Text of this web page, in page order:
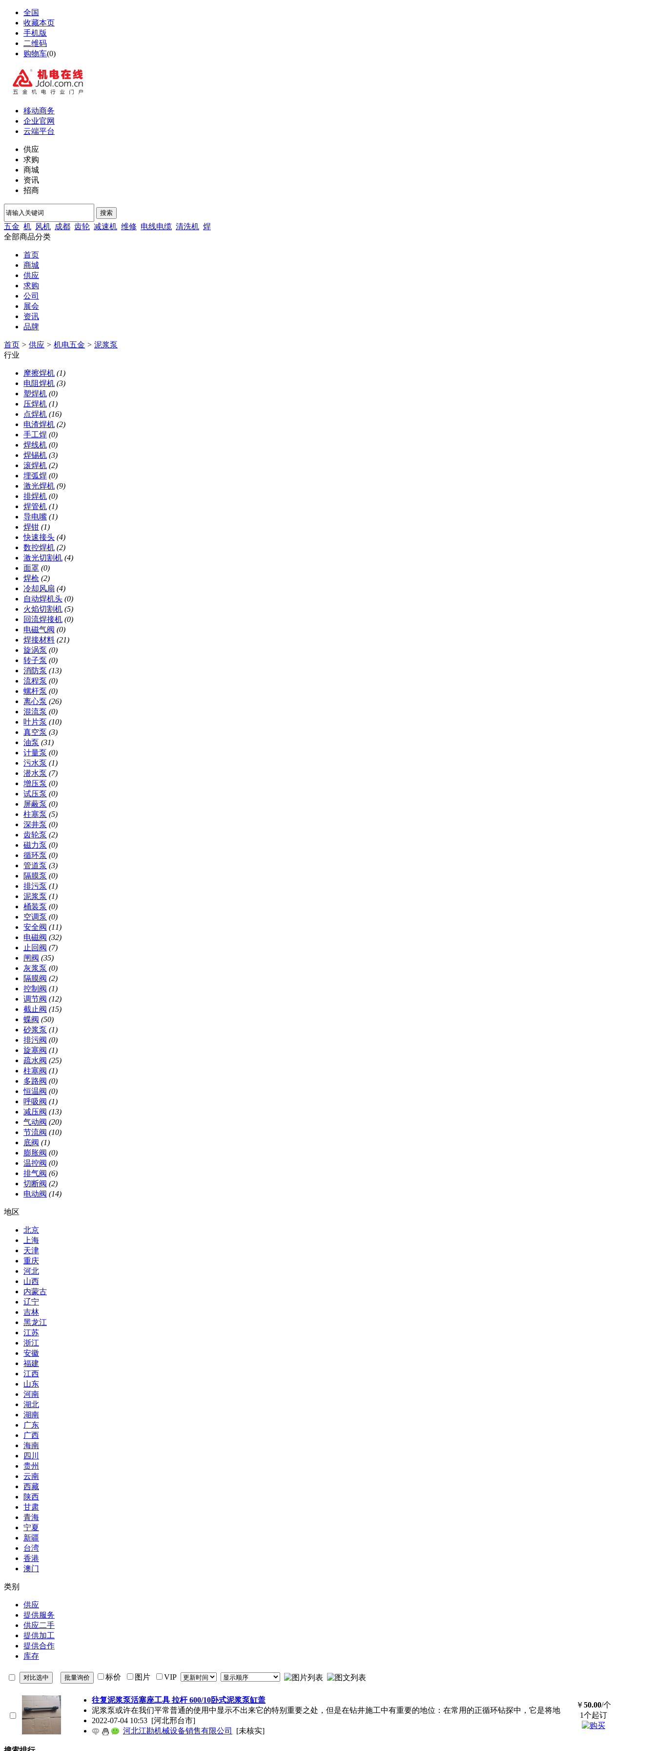
全国
收藏本页
手机版
二维码
购物车(0)
移动商务
企业官网
云端平台
供应
求购
商城
资讯
招商
搜索
五金 机 风机 成都 齿轮 减速机 维修 电线电缆 清洗机 焊
全部商品分类
首页
商城
供应
求购
公司
展会
资讯
品牌
首页 > 供应 > 机电五金 > 泥浆泵
行业
摩擦焊机 (1)
电阻焊机 (3)
塑焊机 (0)
压焊机 (1)
点焊机 (16)
电渣焊机 (2)
手工焊 (0)
焊线机 (0)
焊锡机 (3)
滚焊机 (2)
埋弧焊 (0)
激光焊机 (9)
排焊机 (0)
焊管机 (1)
导电嘴 (1)
焊钳 (1)
快速接头 (4)
数控焊机 (2)
激光切割机 (4)
面罩 (0)
焊枪 (2)
冷却风扇 (4)
自动焊机头 (0)
火焰切割机 (5)
回流焊接机 (0)
电磁气阀 (0)
焊接材料 (21)
旋涡泵 (0)
转子泵 (0)
消防泵 (13)
流程泵 (0)
螺杆泵 (0)
离心泵 (26)
混流泵 (0)
叶片泵 (10)
真空泵 (3)
油泵 (31)
计量泵 (0)
污水泵 (1)
潜水泵 (7)
增压泵 (0)
试压泵 (0)
屏蔽泵 (0)
柱塞泵 (5)
深井泵 (0)
齿轮泵 (2)
磁力泵 (0)
循环泵 (0)
管道泵 (3)
隔膜泵 (0)
排污泵 (1)
泥浆泵 (1)
桶装泵 (0)
空调泵 (0)
安全阀 (11)
电磁阀 (32)
止回阀 (7)
闸阀 (35)
灰浆泵 (0)
隔膜阀 (2)
控制阀 (1)
调节阀 (12)
截止阀 (15)
蝶阀 (50)
砂浆泵 (1)
排污阀 (0)
旋塞阀 (1)
疏水阀 (25)
柱塞阀 (1)
多路阀 (0)
恒温阀 (0)
呼吸阀 (1)
减压阀 (13)
气动阀 (20)
节流阀 (10)
底阀 (1)
膨胀阀 (0)
温控阀 (0)
排气阀 (6)
切断阀 (2)
电动阀 (14)
地区
北京
上海
天津
重庆
河北
山西
内蒙古
辽宁
吉林
黑龙江
江苏
浙江
安徽
福建
江西
山东
河南
湖北
湖南
广东
广西
海南
四川
贵州
云南
西藏
陕西
甘肃
青海
宁夏
新疆
台湾
香港
澳门
类别
供应
提供服务
供应二手
提供加工
提供合作
库存
标价 图片 VIP
往复泥浆泵活塞座工具 拉杆 600/10卧式泥浆泵缸盖
泥浆泵或许在我们平常普通的使用中显示不出来它的特别重要之处，但是在钻井施工中有重要的地位：在常用的正循环钻探中，它是将地
2022-07-04 10:53 [河北邢台市]
河北江勘机械设备销售有限公司
[未核实]
￥50.00/个
1个起订